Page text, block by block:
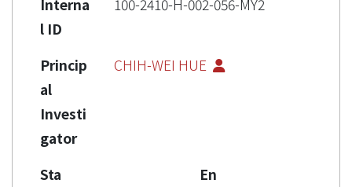
Interna
l ID
100-2410-H-002-056-MY2
Princip
al
Investi
gator
CHIH-WEI HUE
Sta
En